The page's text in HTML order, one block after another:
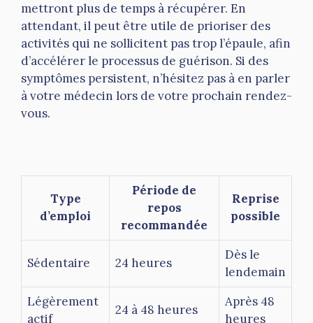
mettront plus de temps à récupérer. En
attendant, il peut être utile de prioriser des
activités qui ne sollicitent pas trop l’épaule, afin
d’accélérer le processus de guérison. Si des
symptômes persistent, n’hésitez pas à en parler
à votre médecin lors de votre prochain rendez-
vous.
Type
d’emploi
Période de
repos
recommandée
Reprise
possible
Sédentaire 24 heures
Dès le
lendemain
Légèrement
actif
24 à 48 heures
Après 48
heures